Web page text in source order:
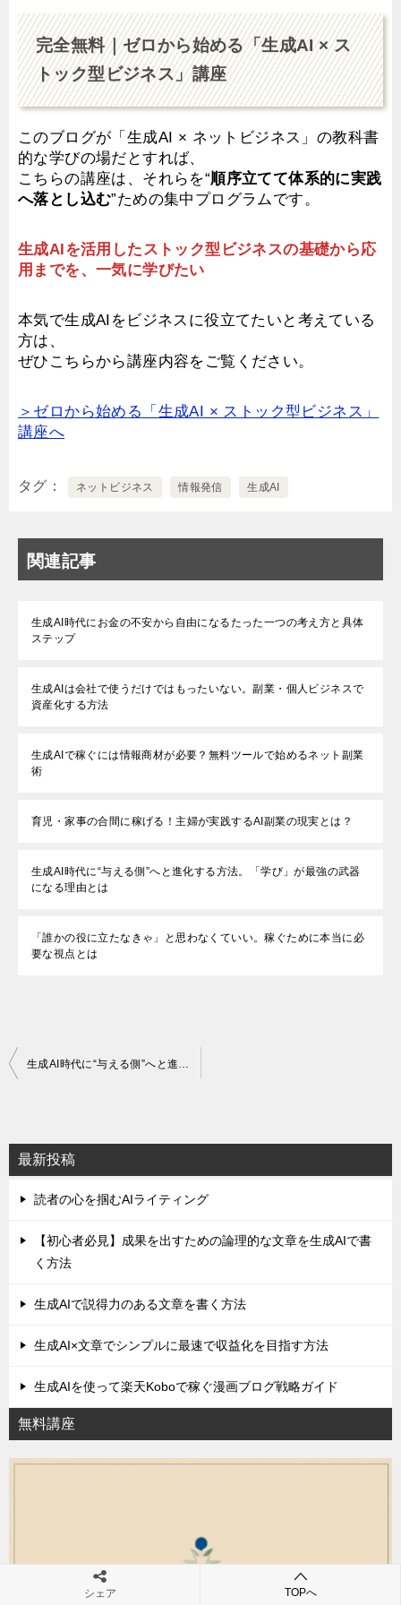
完全無料｜ゼロから始める「生成AI × ス
トック型ビジネス」講座
このブログが「生成AI × ネットビジネス」の教科書
的な学びの場だとすれば、
こちらの講座は、それらを“順序立てて体系的に実践
へ落とし込む”ための集中プログラムです。
生成AIを活用したストック型ビジネスの基礎から応
用までを、一気に学びたい
本気で生成AIをビジネスに役立てたいと考えている
方は、
ぜひこちらから講座内容をご覧ください。
＞ゼロから始める「生成AI × ストック型ビジネス」
講座へ
タグ ネットビジネス 情報発信 生成AI
関連記事
生成AI時代にお金の不安から自由になるたった一つの考え方と具体
ステップ
生成AIは会社で使うだけではもったいない。副業・個人ビジネスで
資産化する方法
生成AIで稼ぐには情報商材が必要？無料ツールで始めるネット副業
術
育児・家事の合間に稼げる！主婦が実践するAI副業の現実とは？
生成AI時代に“与える側”へと進化する方法。「学び」が最強の武器
になる理由とは
「誰かの役に立たなきゃ」と思わなくていい。稼ぐために本当に必
要な視点とは
投
ビ
ゲ
ー
シ
生成AI時代に“与える側”へと進化する方法。「学び」が最強の武器になる理由とは
最新投稿
読者の心を掴むAIライティング
【初心者必見】成果を出すための論理的な文章を生成AIで書
く方法
生成AIで説得力のある文章を書く方法
生成AI×文章でシンプルに最速で収益化を目指す方法
生成AIを使って楽天Koboで稼ぐ漫画ブログ戦略ガイド
無料講座
シェア TOPへ